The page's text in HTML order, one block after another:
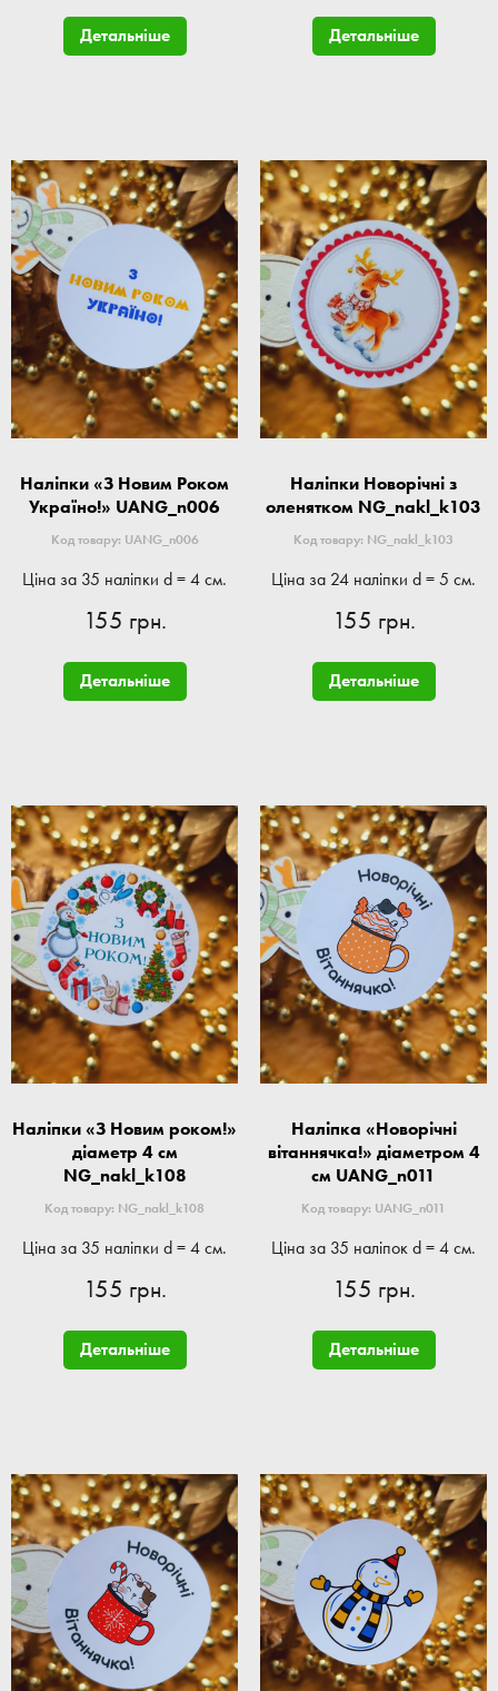
Детальніше Детальніше
Наліпки «З Новим Роком
Україно!» UANG_n006
Код товару: UANG_n006
Ціна за 35 наліпки d = 4 см.
155 грн.
Детальніше
Наліпки Новорічні з
оленятком NG_nakl_k103
Код товару: NG_nakl_k103
Ціна за 24 наліпки d = 5 см.
155 грн.
Детальніше
Наліпки «З Новим роком!»
діаметр 4 см
NG_nakl_k108
Код товару: NG_nakl_k108
Ціна за 35 наліпки d = 4 см.
155 грн.
Детальніше
Наліпка «Новорічні
вітаннячка!» діаметром 4
см UANG_n011
Код товару: UANG_n011
Ціна за 35 наліпок d = 4 см.
155 грн.
Детальніше